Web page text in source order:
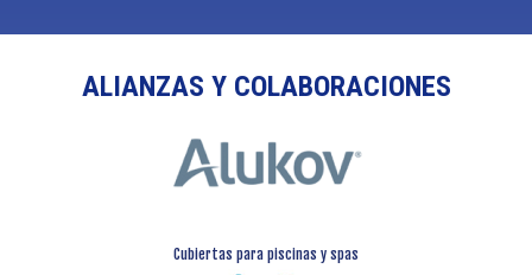
ALIANZAS Y COLABORACIONES
Cubiertas para piscinas y spas